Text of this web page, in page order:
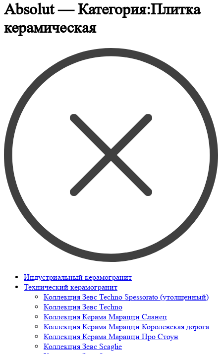
Absolut — Категория:Плитка
керамическая
Индустриальный керамогранит
Технический керамогранит
Коллекция Зевс Techno Spessorato (утолщенный)
Коллекция Зевс Techno
Коллекция Керама Марацци Сланец
Коллекция Керама Марацци Королевская дорога
Коллекция Керама Марацци Про Стоун
Коллекция Зевс Scaglie